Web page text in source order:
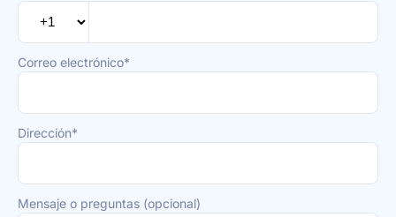
Correo electrónico*
Dirección*
Mensaje o preguntas (opcional)